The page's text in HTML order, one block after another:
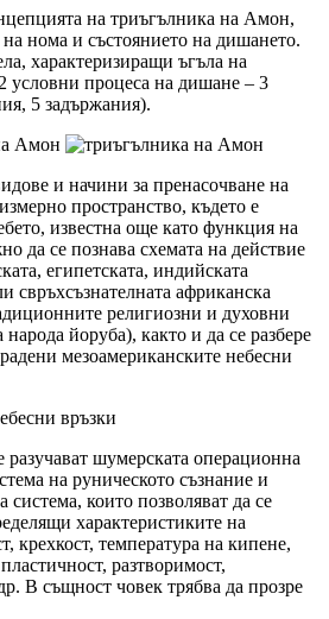
на триъгълника на Амон,
на нома и състоянието на дишането.
характеризиращи ъгъла на
условни процеса на дишане – 3
5 задържания).
и начини за пренасочване на
пространство, където е
известна още като функция на
да се познава схемата на действие
египетската, индийската
свръхсъзнателната африканска
религиозни и духовни
йоруба), както и да се разбере
мезоамериканските небесни
шумерската операционна
на руническото съзнание и
система, които позволяват да се
характеристиките на
крехкост, температура на кипене,
разтворимост,
В същност човек трябва да прозре